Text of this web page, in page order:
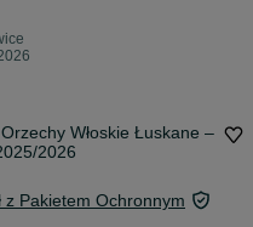
Włoskie Łuskane –
2026
z Pakietem Ochronnym